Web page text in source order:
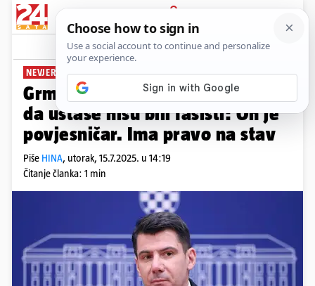
PRIJAVA
News Komentari
NEVJEROJATNO
Grmoja o Rotimu koji je rekao
da ustaše nisu bili fašisti: On je
povjesničar. Ima pravo na stav
Piše HINA, utorak, 15.7.2025. u 14:19
Čitanje članka: 1 min